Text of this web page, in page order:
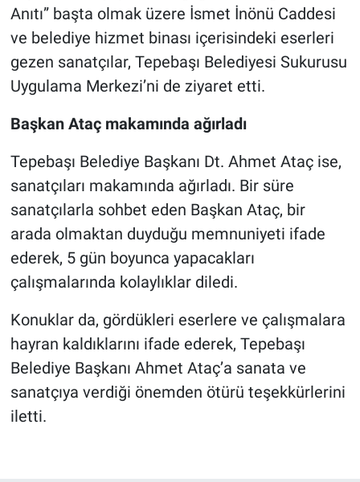
Anıtı” başta olmak üzere İsmet İnönü Caddesi
ve belediye hizmet binası içerisindeki eserleri
gezen sanatçılar, Tepebaşı Belediyesi Sukurusu
Uygulama Merkezi’ni de ziyaret etti.
Başkan Ataç makamında ağırladı
Tepebaşı Belediye Başkanı Dt. Ahmet Ataç ise,
sanatçıları makamında ağırladı. Bir süre
sanatçılarla sohbet eden Başkan Ataç, bir
arada olmaktan duyduğu memnuniyeti ifade
ederek, 5 gün boyunca yapacakları
çalışmalarında kolaylıklar diledi.
Konuklar da, gördükleri eserlere ve çalışmalara
hayran kaldıklarını ifade ederek, Tepebaşı
Belediye Başkanı Ahmet Ataç’a sanata ve
sanatçıya verdiği önemden ötürü teşekkürlerini
iletti.